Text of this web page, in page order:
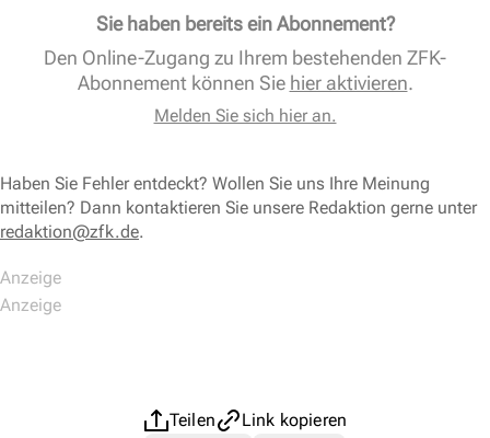
Sie haben bereits ein Abonnement?
Den Online-Zugang zu Ihrem bestehenden ZFK-
Abonnement können Sie hier aktivieren.
Melden Sie sich hier an.
Haben Sie Fehler entdeckt? Wollen Sie uns Ihre Meinung
mitteilen? Dann kontaktieren Sie unsere Redaktion gerne unter
redaktion@zfk.de.
Teilen
Link kopieren